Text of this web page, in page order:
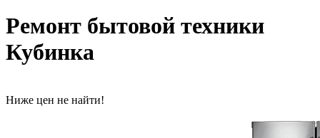
Ремонт бытовой техники
Кубинка
Ниже цен не найти!